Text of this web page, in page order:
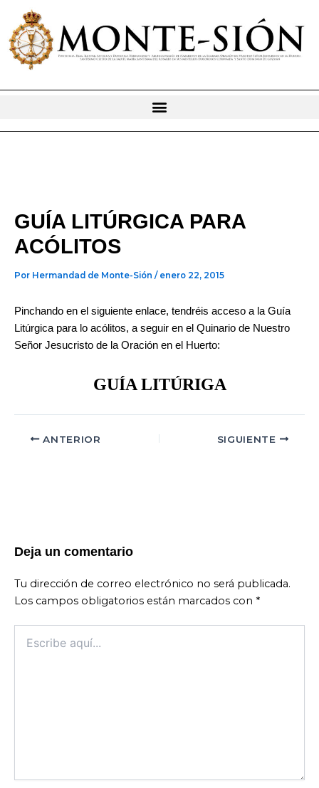
contenido
GUÍA LITÚRGICA PARA
ACÓLITOS
Por Hermandad de Monte-Sión / enero 22, 2015
Pinchando en el siguiente enlace, tendréis acceso a la Guía
Litúrgica para lo acólitos, a seguir en el Quinario de Nuestro
Señor Jesucristo de la Oración en el Huerto:
GUÍA LITÚRIGA
ANTERIOR SIGUIENTE
Deja un comentario
Tu dirección de correo electrónico no será publicada.
Los campos obligatorios están marcados con *
aquí...